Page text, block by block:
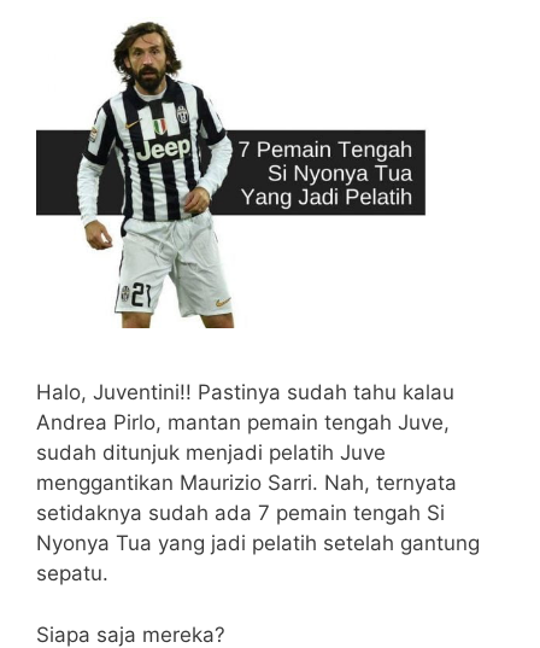
Halo, Juventini!! Pastinya sudah tahu kalau
Andrea Pirlo, mantan pemain tengah Juve,
sudah ditunjuk menjadi pelatih Juve
menggantikan Maurizio Sarri. Nah, ternyata
setidaknya sudah ada 7 pemain tengah Si
Nyonya Tua yang jadi pelatih setelah gantung
sepatu.
Siapa saja mereka?